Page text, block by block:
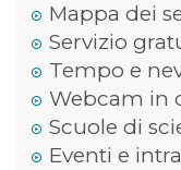
Mappa dei
Servizio
Tempo e
Webcam in
Scuole di
Eventi e